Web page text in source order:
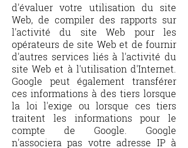
d'évaluer votre utilisation du site
Web, de compiler des rapports sur
l'activité du site Web pour les
opérateurs de site Web et de fournir
d'autres services liés à l'activité du
site Web et à l'utilisation d'Internet.
Google peut également transférer
ces informations à des tiers lorsque
la loi l'exige ou lorsque ces tiers
traitent les informations pour le
compte de Google. Google
n'associera pas votre adresse IP à